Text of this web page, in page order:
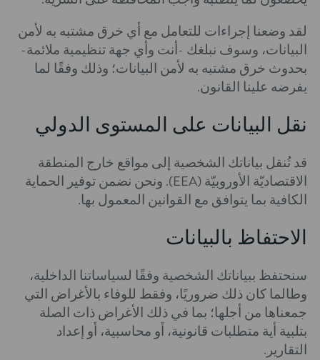
لقد وضعنا إجراءات للتعامل مع أي خرق مشتبه به لأمن
البيانات، وسوف نبلغك -أنت وأي جهة تنظيمية ملائمة-
بحدوث خرق مشتبه به لأمن البيانات؛ وذلك وفقًا لما
يفرضه علينا القانون.
نقل البيانات على المستوى الدولي
قد تُنقل بياناتك الشخصية إلى مواقع خارج المنطقة
الاقتصاديّة الأوروبيّة (EEA). ونحن نضمن توفير الحماية
الكافية بما يتوافق مع القوانين المعمول بها.
الاحتفاظ بالبيانات
سنحتفظ ببياناتك الشخصية وفقًا لسياساتنا الداخلية،
وطالما كان ذلك ضروريًا، وفقط للوفاء بالأغراض التي
جمعناها من أجلها؛ بما في ذلك الأغراض ذات الصلة
بتلبية أية متطلبات قانونية، أو محاسبية، أو إعداد
التقارير.